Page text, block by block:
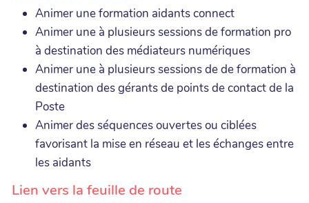
Animer une formation aidants connect
Animer une à plusieurs sessions de formation pro
à destination des médiateurs numériques
Animer une à plusieurs sessions de de formation à
destination des gérants de points de contact de la
Poste
Animer des séquences ouvertes ou ciblées
favorisant la mise en réseau et les échanges entre
les aidants
Lien vers la feuille de route